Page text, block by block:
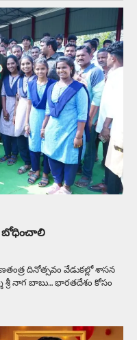
బోధించాలి
దినోత్సవం వేడుకల్లో శాసన
శ్రీ నాగ బాబు… భారతదేశం కోసం